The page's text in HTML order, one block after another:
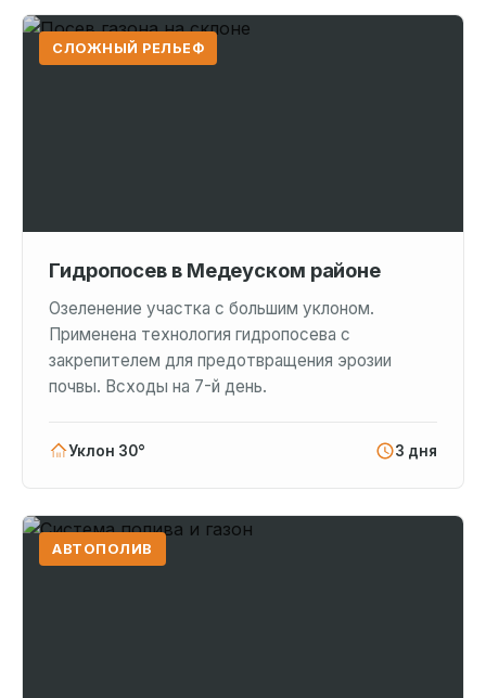
СЛОЖНЫЙ РЕЛЬЕФ
Гидропосев в Медеуском районе
Озеленение участка с большим уклоном.
Применена технология гидропосева с
закрепителем для предотвращения эрозии
почвы. Всходы на 7-й день.
Уклон 30° 3 дня
АВТОПОЛИВ